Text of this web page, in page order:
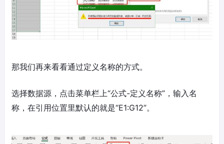
那我们再来看看通过定义名称的方式。
选择数据源，点击菜单栏上“公式-定义名称”，输入名
称，在引用位置里默认的就是“E1:G12”。